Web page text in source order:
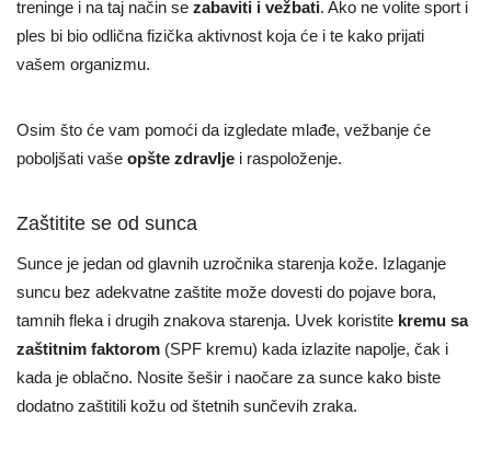
treninge i na taj način se zabaviti i vežbati. Ako ne volite sport i
ples bi bio odlična fizička aktivnost koja će i te kako prijati
vašem organizmu.
Osim što će vam pomoći da izgledate mlađe, vežbanje će
poboljšati vaše opšte zdravlje i raspoloženje.
Zaštitite se od sunca
Sunce je jedan od glavnih uzročnika starenja kože. Izlaganje
suncu bez adekvatne zaštite može dovesti do pojave bora,
tamnih fleka i drugih znakova starenja. Uvek koristite kremu sa
zaštitnim faktorom (SPF kremu) kada izlazite napolje, čak i
kada je oblačno. Nosite šešir i naočare za sunce kako biste
dodatno zaštitili kožu od štetnih sunčevih zraka.